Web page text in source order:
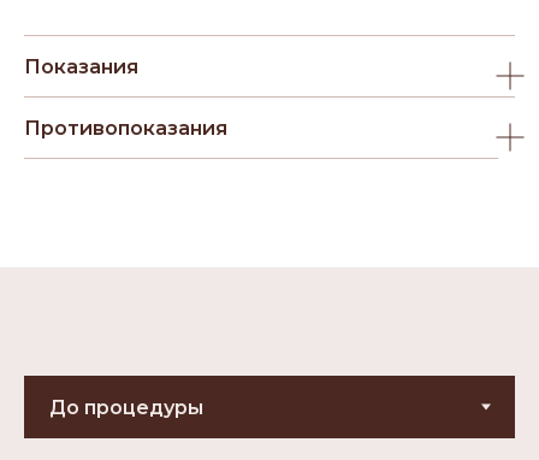
Показания
Противопоказания